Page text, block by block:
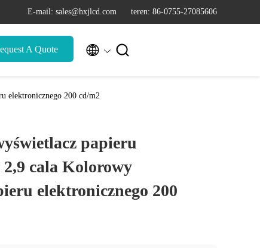
E-mail: sales@hxjlcd.com teren: 86-0755-27085606
A Quote  
elektronicznego 200 cd/m2
papieru
cala Kolorowy
elektronicznego 200